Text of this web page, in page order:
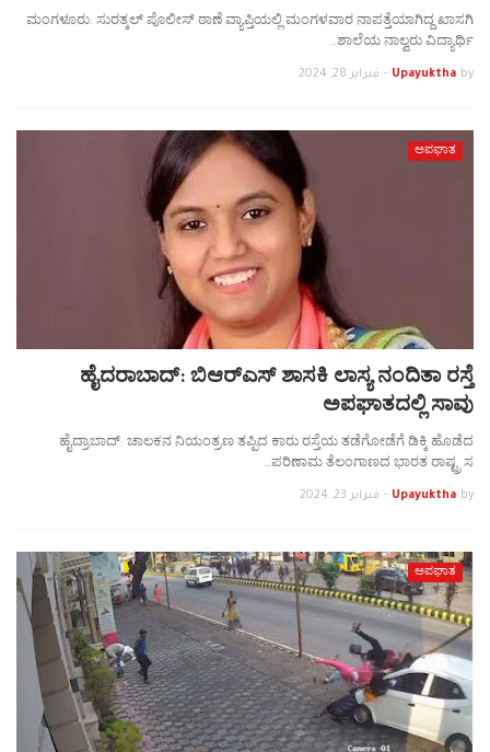
ಮಂಗಳೂರು: ಸುರತ್ಕಲ್‌ ಪೊಲೀಸ್ ಠಾಣೆ ವ್ಯಾಪ್ತಿಯಲ್ಲಿ ಮಂಗಳವಾರ ನಾಪತ್ತೆಯಾಗಿದ್ದ ಖಾಸಗಿ
ಶಾಲೆಯ ನಾಲ್ವರು ವಿದ್ಯಾರ್ಥಿ…
by
Upayuktha
- فبراير 28, 2024
ಅಪಘಾತ
ಹೈದರಾಬಾದ್: ಬಿಆರ್‌ಎಸ್ ಶಾಸಕಿ ಲಾಸ್ಯ ನಂದಿತಾ ರಸ್ತೆ
ಅಪಘಾತದಲ್ಲಿ ಸಾವು
ಹೈದ್ರಾಬಾದ್: ಚಾಲಕನ ನಿಯಂತ್ರಣ ತಪ್ಪಿದ ಕಾರು ರಸ್ತೆಯ ತಡೆಗೋಡೆಗೆ ಡಿಕ್ಕಿ ಹೊಡೆದ
ಪರಿಣಾಮ ತೆಲಂಗಾಣದ ಭಾರತ ರಾಷ್ಟ್ರ ಸ…
by
Upayuktha
- فبراير 23, 2024
ಅಪಘಾತ